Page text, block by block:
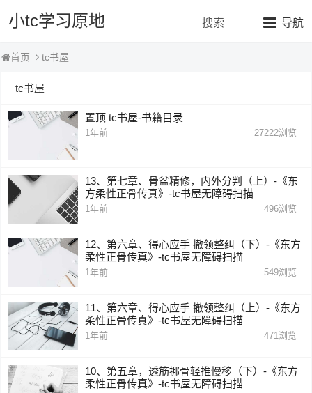
小tc学习原地 导航
搜索
首页 tc书屋
tc书屋
置顶tc书屋-书籍目录
1年前 27222浏览
13、第七章、骨盆精修，内外分判（上）-《东
方柔性正骨传真》-tc书屋无障碍扫描
1年前 496浏览
12、第六章、得心应手 撤领整纠（下）-《东方
柔性正骨传真》-tc书屋无障碍扫描
1年前 549浏览
11、第六章、得心应手 撤领整纠（上）-《东方
柔性正骨传真》-tc书屋无障碍扫描
1年前 471浏览
10、第五章，透筋挪骨轻推慢移（下）-《东方
柔性正骨传真》-tc书屋无障碍扫描